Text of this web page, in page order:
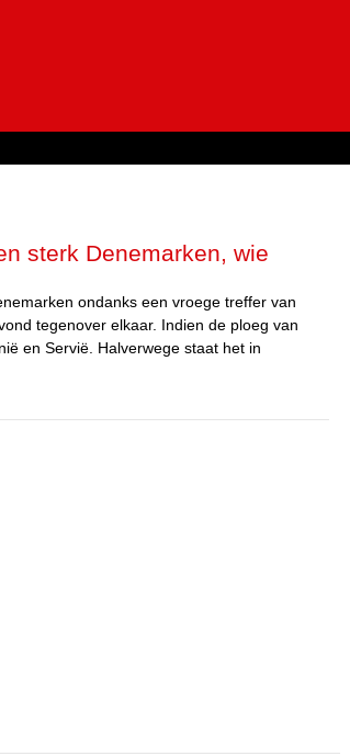
sterk Denemarken, wie
ondanks een vroege treffer van
tegenover elkaar. Indien de ploeg van
en Servië. Halverwege staat het in